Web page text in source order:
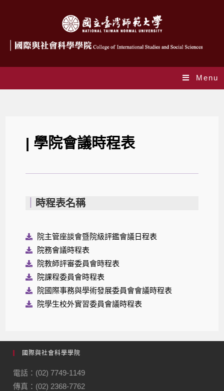
Menu
| 學院會議時程表
時程表名稱
院主管座談會暨院級評鑑會議日程表
院務會議時程表
院教師評審委員會時程表
院課程委員會時程表
院國際事務與學術發展委員會會議時程表
院學生校外實習委員會議時程表
國際與社會科學學院
電話：(02) 7749-1149
傳真：(02) 2368-7762